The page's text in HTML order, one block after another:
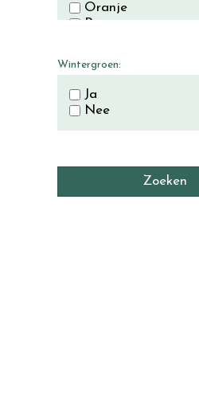
Oranje
Paars
Wit
Zwart
Wintergroen:
Ja
Nee